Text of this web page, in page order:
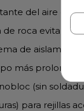
del aire
roca evitando
de
más prolongado.
(sin
para rejillas